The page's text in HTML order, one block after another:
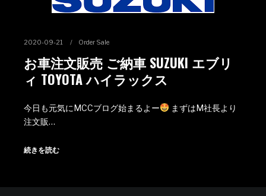
2020-09-21 Order Sale
お車注文販売 ご納車 SUZUKI エブリ
ィ TOYOTA ハイラックス
今日も元気にMCCブログ始まるよー
まずはM社長より
注文販…
続きを読む